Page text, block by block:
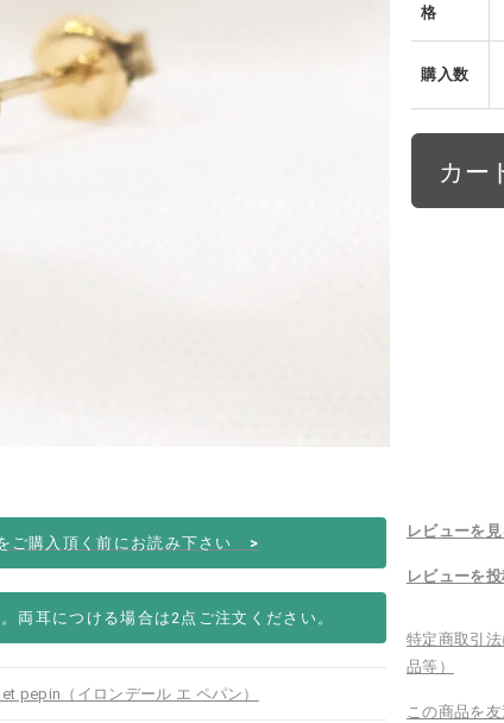
格
購入数
購入頂く前にお読み下さい >
両耳につける場合は2点ご注文ください。
pepin（イロンデール エ ペパン）
レビューを
レビューを
特定商取引
品等）
この商品を